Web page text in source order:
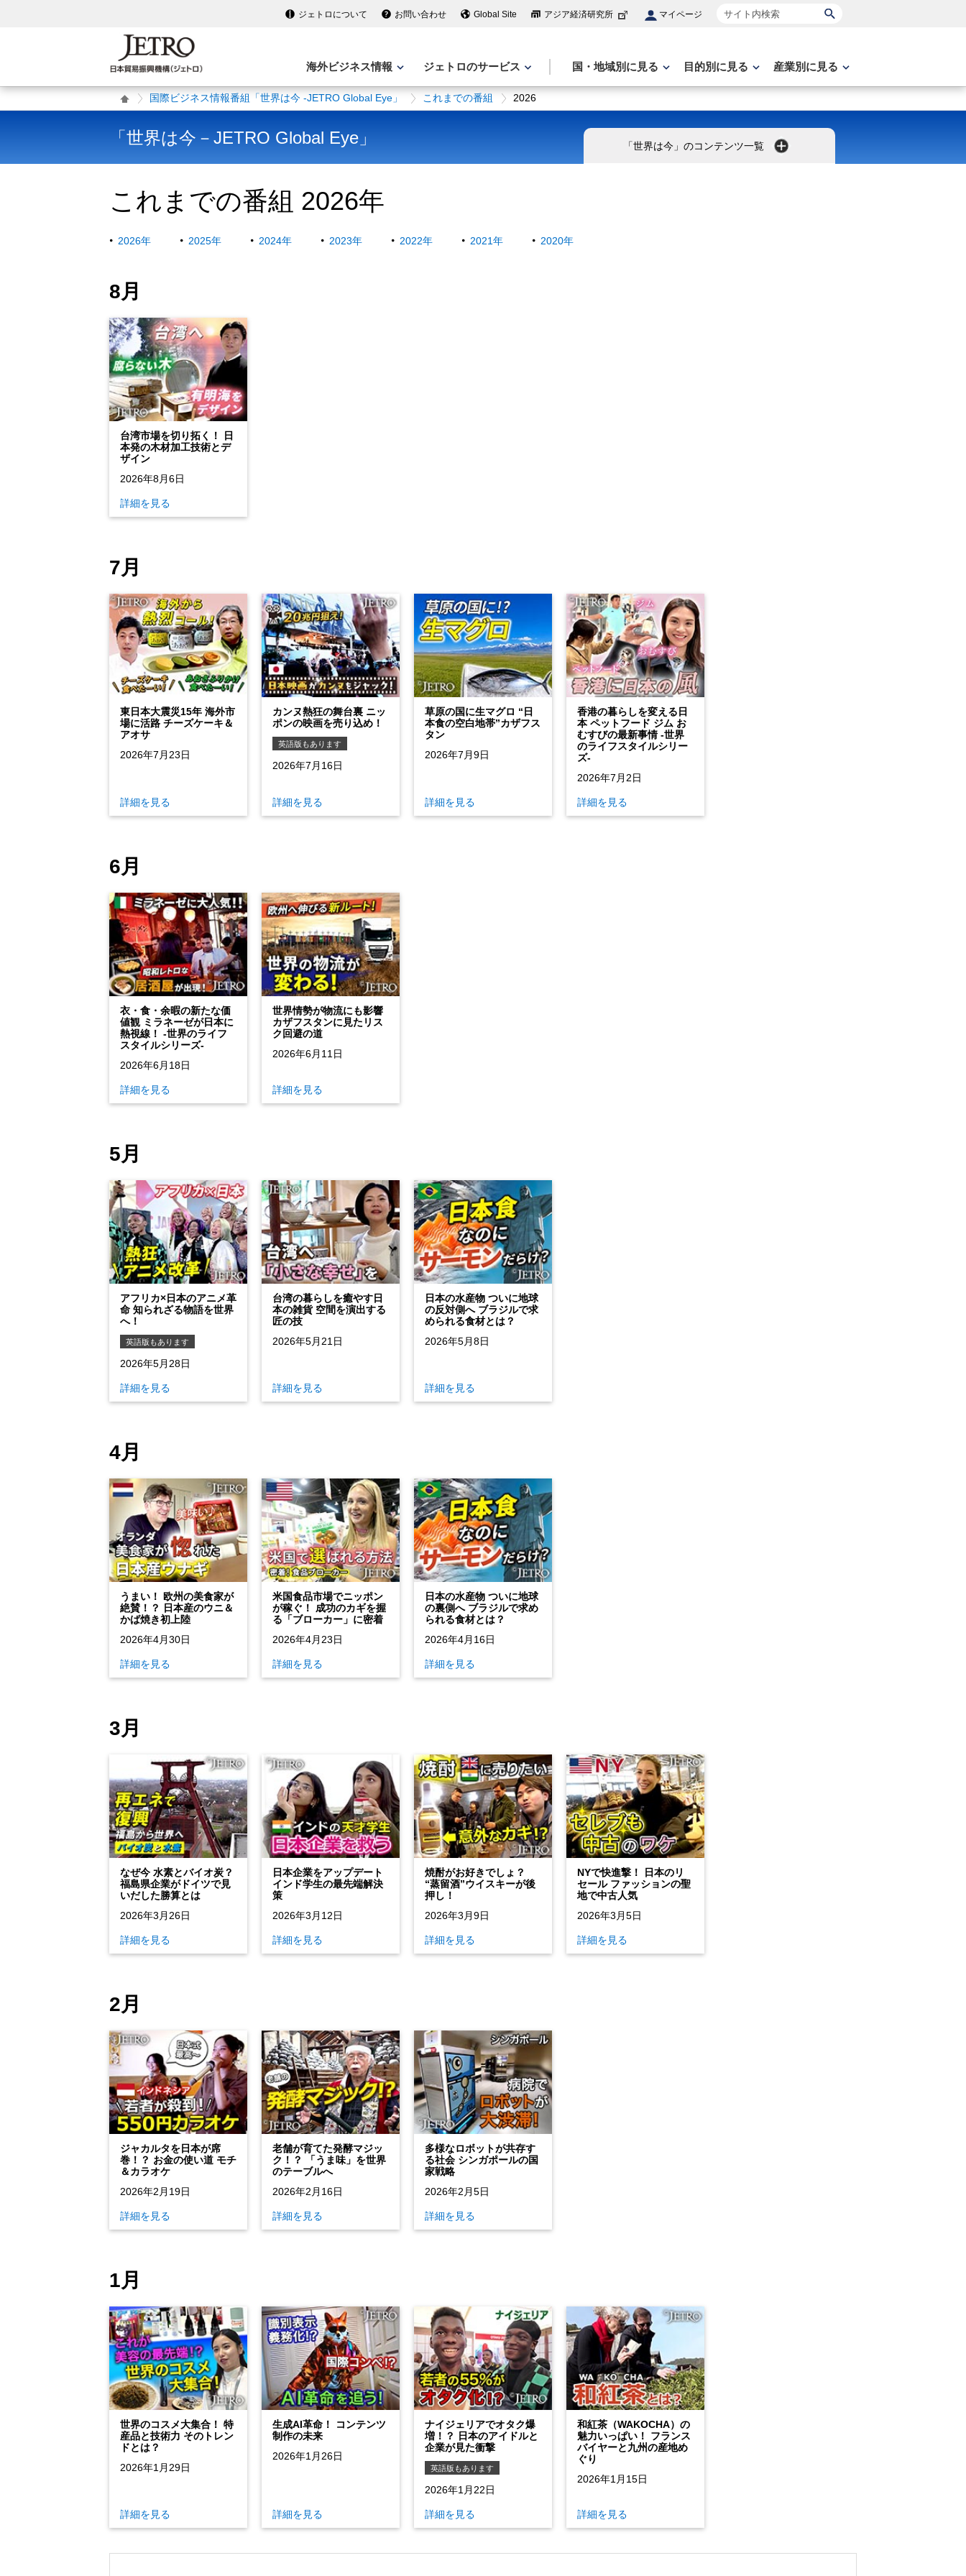
ジェトロについて お問い合わせ Global Site アジア経済研究所 マイページ サイト内検索
海外ビジネス情報 ジェトロのサービス 国・地域別に見る 目的別に見る 産業別に見る
国際ビジネス情報番組「世界は今 -JETRO Global Eye」 これまでの番組 2026
「世界は今－JETRO Global Eye」 「世界は今」のコンテンツ一覧
これまでの番組 2026年
2026年 2025年 2024年 2023年 2022年 2021年 2020年
8月
台湾市場を切り拓く！ 日
本発の木材加工技術とデ
ザイン
2026年8月6日
詳細を見る
7月
東日本大震災15年 海外市
場に活路 チーズケーキ＆
アオサ
2026年7月23日
詳細を見る
カンヌ熱狂の舞台裏 ニッ
ポンの映画を売り込め！
英語版もあります
2026年7月16日
詳細を見る
草原の国に生マグロ “日
本食の空白地帯”カザフス
タン
2026年7月9日
詳細を見る
香港の暮らしを変える日
本 ペットフード ジム お
むすびの最新事情 ‐世界
のライフスタイルシリー
ズ‐
2026年7月2日
詳細を見る
6月
衣・食・余暇の新たな価
値観 ミラネーゼが日本に
熱視線！ ‐世界のライフ
スタイルシリーズ‐
2026年6月18日
詳細を見る
世界情勢が物流にも影響
カザフスタンに見たリス
ク回避の道
2026年6月11日
詳細を見る
5月
アフリカ×日本のアニメ革
命 知られざる物語を世界
へ！
英語版もあります
2026年5月28日
詳細を見る
台湾の暮らしを癒やす日
本の雑貨 空間を演出する
匠の技
2026年5月21日
詳細を見る
日本の水産物 ついに地球
の反対側へ ブラジルで求
められる食材とは？
2026年5月8日
詳細を見る
4月
うまい！ 欧州の美食家が
絶賛！？ 日本産のウニ＆
かば焼き初上陸
2026年4月30日
詳細を見る
米国食品市場でニッポン
が稼ぐ！ 成功のカギを握
る「ブローカー」に密着
2026年4月23日
詳細を見る
日本の水産物 ついに地球
の裏側へ ブラジルで求め
られる食材とは？
2026年4月16日
詳細を見る
3月
なぜ今 水素とバイオ炭？
福島県企業がドイツで見
いだした勝算とは
2026年3月26日
詳細を見る
日本企業をアップデート
インド学生の最先端解決
策
2026年3月12日
詳細を見る
焼酎がお好きでしょ？
“蒸留酒”ウイスキーが後
押し！
2026年3月9日
詳細を見る
NYで快進撃！ 日本のリ
セール ファッションの聖
地で中古人気
2026年3月5日
詳細を見る
2月
ジャカルタを日本が席
巻！？ お金の使い道 モチ
＆カラオケ
2026年2月19日
詳細を見る
老舗が育てた発酵マジッ
ク！？ 「うま味」を世界
のテーブルへ
2026年2月16日
詳細を見る
多様なロボットが共存す
る社会 シンガポールの国
家戦略
2026年2月5日
詳細を見る
1月
世界のコスメ大集合！ 特
産品と技術力 そのトレン
ドとは？
2026年1月29日
詳細を見る
生成AI革命！ コンテンツ
制作の未来
2026年1月26日
詳細を見る
ナイジェリアでオタク爆
増！？ 日本のアイドルと
企業が見た衝撃
英語版もあります
2026年1月22日
詳細を見る
和紅茶（WAKOCHA）の
魅力いっぱい！ フランス
バイヤーと九州の産地め
ぐり
2026年1月15日
詳細を見る